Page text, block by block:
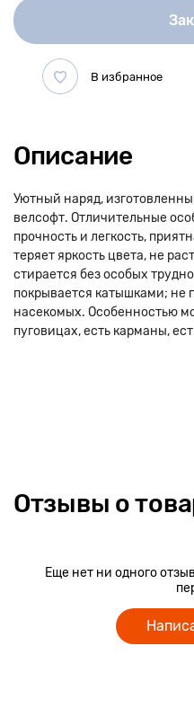
Описание
Уютный наряд,
велсофт. Отличительные
прочность и легкость,
теряет яркость цвета, не
стирается без особых
покрывается катышками; не
насекомых. Особенностью
пуговицах, есть карманы,
Отзывы о
Еще нет ни одного